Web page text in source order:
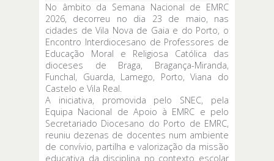
No âmbito da Semana Nacional de EMRC
2026, decorreu no dia 23 de maio, nas
cidades de Vila Nova de Gaia e do Porto, o
Encontro Interdiocesano de Professores de
Educação Moral e Religiosa Católica das
dioceses de Braga, Bragança-Miranda,
Funchal, Guarda, Lamego, Porto, Viana do
Castelo e Vila Real.
A iniciativa, promovida pelo SNEC, pela
Equipa Nacional de Apoio à EMRC e pelo
Secretariado Diocesano do Porto de EMRC,
reuniu dezenas de docentes num ambiente
de convívio, partilha e valorização da missão
educativa da disciplina no contexto escolar